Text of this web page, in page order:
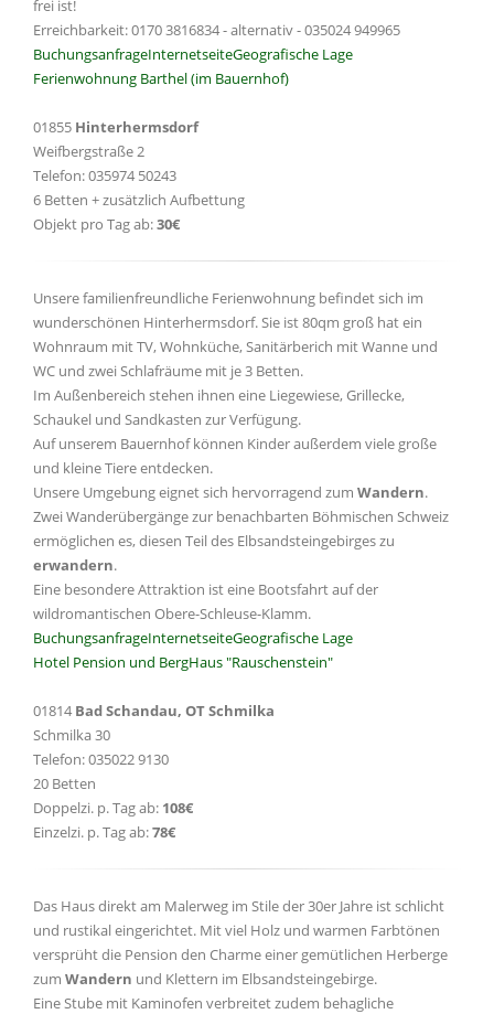
frei ist!
Erreichbarkeit: 0170 3816834 - alternativ - 035024 949965
BuchungsanfrageInternetseiteGeografische Lage
Ferienwohnung Barthel (im Bauernhof)
01855 Hinterhermsdorf
Weifbergstraße 2
Telefon: 035974 50243
6 Betten + zusätzlich Aufbettung
Objekt pro Tag ab:30€
Unsere familienfreundliche Ferienwohnung befindet sich im
wunderschönen Hinterhermsdorf. Sie ist 80qm groß hat ein
Wohnraum mit TV, Wohnküche, Sanitärberich mit Wanne und
WC und zwei Schlafräume mit je 3 Betten.
Im Außenbereich stehen ihnen eine Liegewiese, Grillecke,
Schaukel und Sandkasten zur Verfügung.
Auf unserem Bauernhof können Kinder außerdem viele große
und kleine Tiere entdecken.
Unsere Umgebung eignet sich hervorragend zum Wandern.
Zwei Wanderübergänge zur benachbarten Böhmischen Schweiz
ermöglichen es, diesen Teil des Elbsandsteingebirges zu
erwandern.
Eine besondere Attraktion ist eine Bootsfahrt auf der
wildromantischen Obere-Schleuse-Klamm.
BuchungsanfrageInternetseiteGeografische Lage
Hotel Pension und BergHaus "Rauschenstein"
01814 Bad Schandau, OT Schmilka
Schmilka 30
Telefon: 035022 9130
20 Betten
Doppelzi. p. Tag ab: 108€
Einzelzi. p. Tag ab:78€
Das Haus direkt am Malerweg im Stile der 30er Jahre ist schlicht
und rustikal eingerichtet. Mit viel Holz und warmen Farbtönen
versprüht die Pension den Charme einer gemütlichen Herberge
zum Wandern und Klettern im Elbsandsteingebirge.
Eine Stube mit Kaminofen verbreitet zudem behagliche